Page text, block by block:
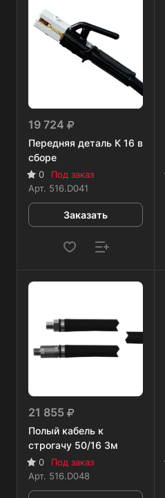
19 724
Передняя деталь К 16 в
сборе
0
Под заказ
Арт. 516.D041
Заказать
21 855
Полый кабель к
строгачу 50/16 3м
0
Под заказ
Арт. 516.D048